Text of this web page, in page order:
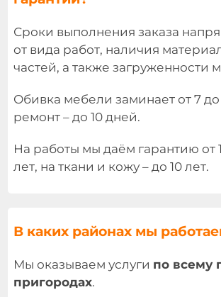
Сроки выполнения заказа
от вида работ, наличия
частей, а также загруженности
Обивка мебели заминает от 7 до
ремонт – до 10 дней.
На работы мы даём гарантию от
лет, на ткани и кожу – до 10 лет.
В каких районах мы
Мы оказываем услуги по всему
пригородах.